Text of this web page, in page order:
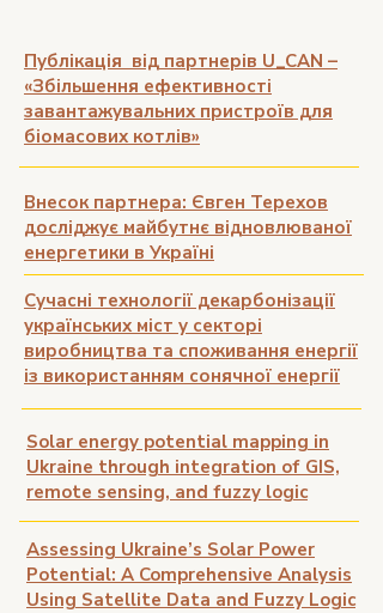
Публікація від партнерів U_CAN –
«Збільшення ефективності
завантажувальних пристроїв для
біомасових котлів»
Внесок партнера: Євген Терехов
досліджує майбутнє відновлюваної
енергетики в Україні
Сучасні технології декарбонізації
українських міст у секторі
виробництва та споживання енергії
із використанням сонячної енергії
Solar energy potential mapping in
Ukraine through integration of GIS,
remote sensing, and fuzzy logic
Assessing Ukraine’s Solar Power
Potential: A Comprehensive Analysis
Using Satellite Data and Fuzzy Logic